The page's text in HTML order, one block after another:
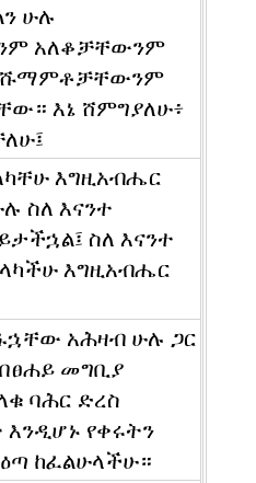
ሁሉ
አለቆቻቸውንም
እኔ ሸምግያለሁ፥
እግዚአብሔር
ስለ እናንተ
ስለ እናንተ
እግዚአብሔር
አሕዛብ ሁሉ ጋር
መግቢያ
ባሕር ድረስ
እንዲሆኑ የቀሩትን
ከፈልሁላችሁ።